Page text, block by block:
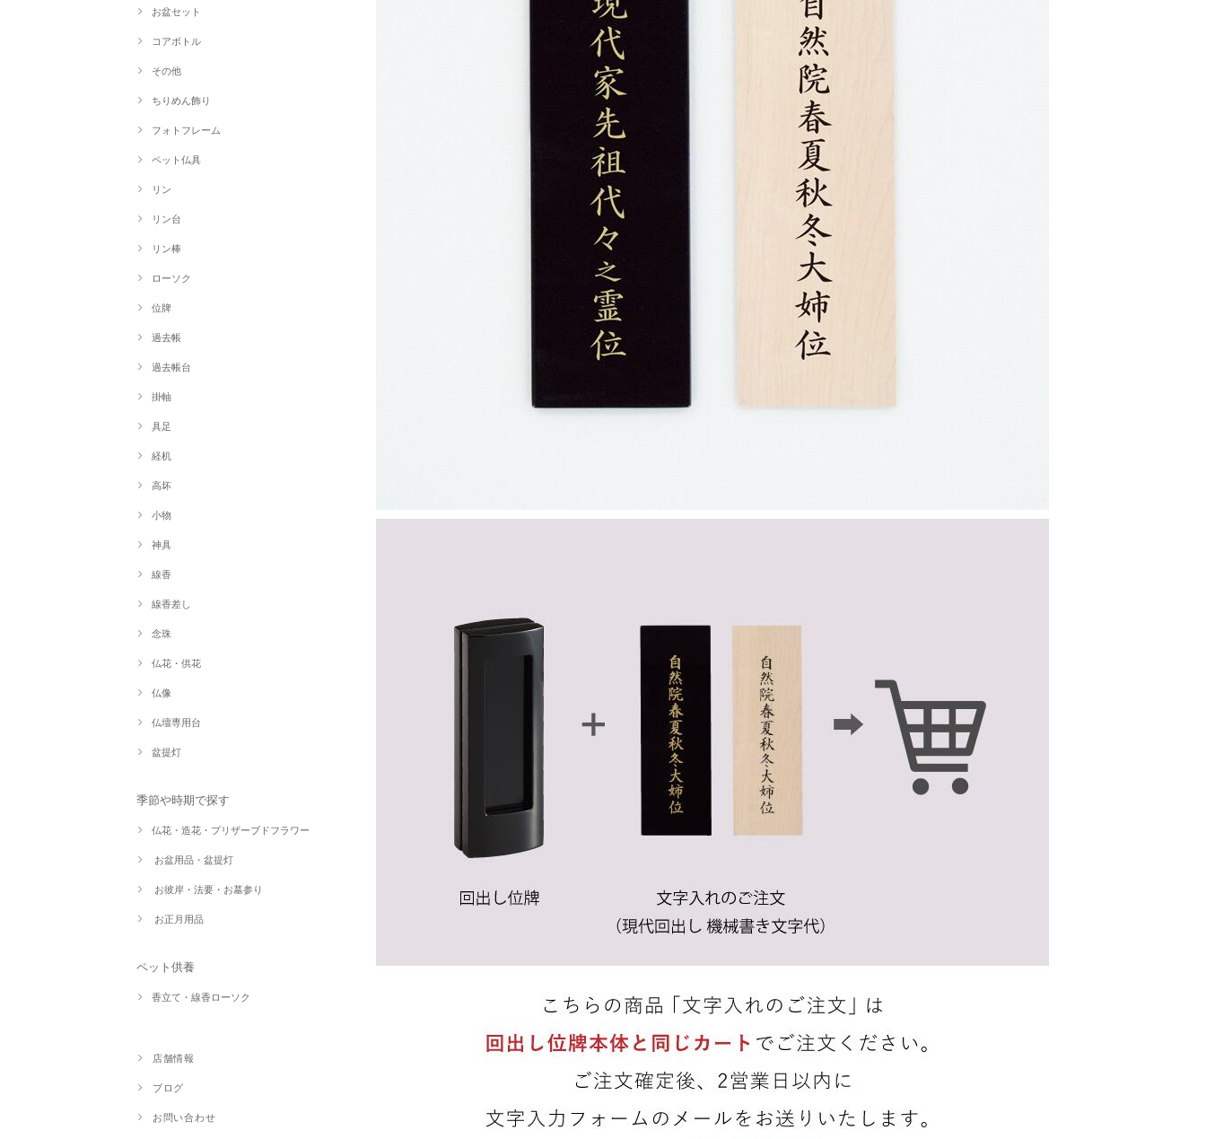
お盆セット
コアボトル
その他
ちりめん飾り
フォトフレーム
ペット仏具
リン
リン台
リン棒
ローソク
位牌
過去帳
過去帳台
掛軸
具足
経机
高坏
小物
神具
線香
線香差し
念珠
仏花・供花
仏像
仏壇専用台
盆提灯
季節や時期で探す
仏花・造花・プリザーブドフラワー
お盆用品・盆提灯
お彼岸・法要・お墓参り
お正月用品
ペット供養
香立て・線香ローソク
店舗情報
ブログ
お問い合わせ